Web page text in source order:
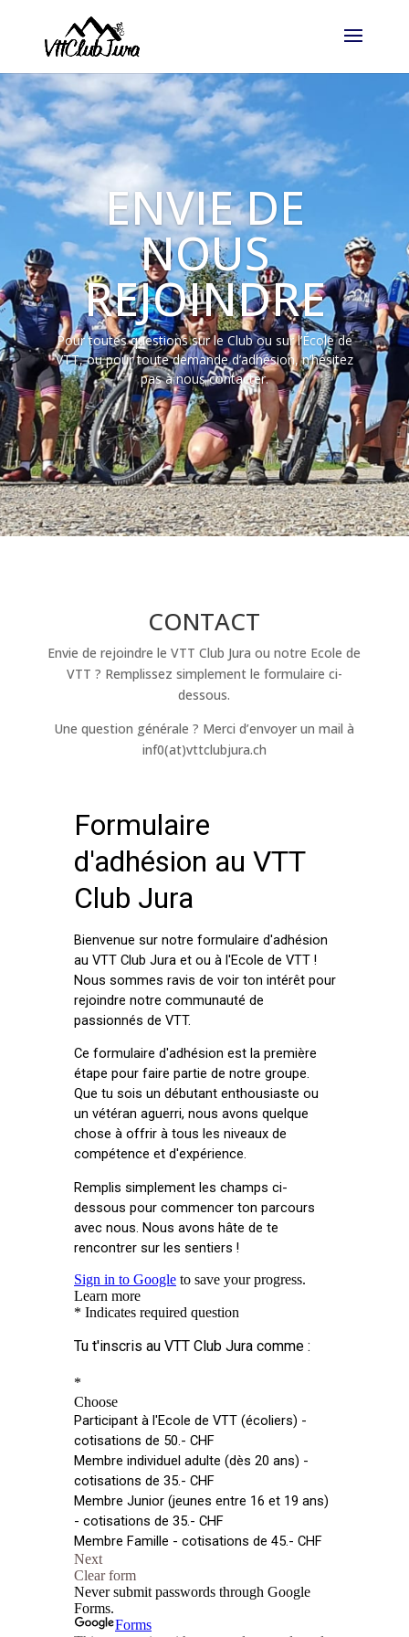
ENVIE DE
NOUS
REJOINDRE
Pour toutes questions sur le Club ou sur l’École de
VTT, ou pour toute demande d’adhésion, n’hésitez
pas à nous contacter.
CONTACT
Envie de rejoindre le VTT Club Jura ou notre Ecole de
VTT ? Remplissez simplement le formulaire ci-
dessous.
Une question générale ? Merci d’envoyer un mail à
inf0(at)vttclubjura.ch